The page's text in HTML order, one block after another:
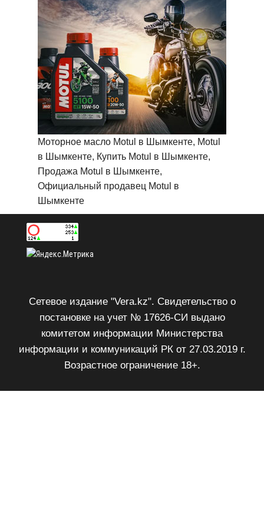
Моторное масло Motul в Шымкенте, Motul
в Шымкенте, Купить Motul в Шымкенте,
Продажа Motul в Шымкенте,
Официальный продавец Motul в
Шымкенте
Сетевое издание "Vera.kz". Свидетельство о
постановке на учет № 17626-СИ выдано
комитетом информации Министерства
информации и коммуникаций РК от 27.03.2019 г.
Возрастное ограничение 18+.